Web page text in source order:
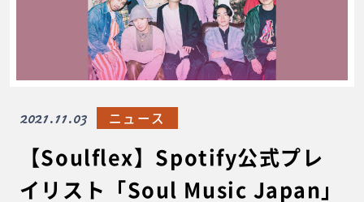
【Soulflex】Spotify公式プレ
イリスト「Soul Music Japan」
2021.11.03 ニュース